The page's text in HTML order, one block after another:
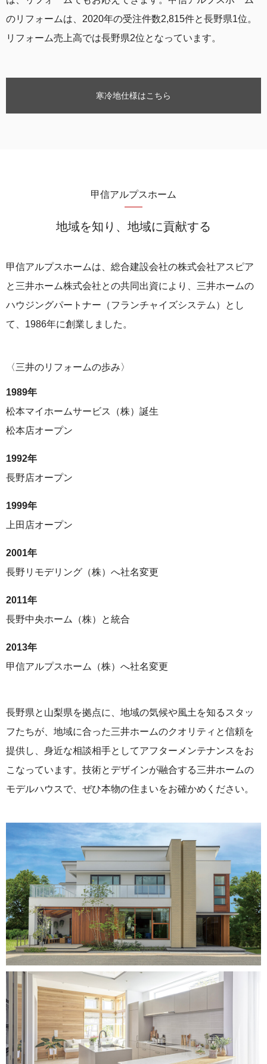
のリフォームは、2020年の受注件数2,815件と長野県1位。
リフォーム売上高では長野県2位となっています。
寒冷地仕様はこちら
甲信アルプスホーム
地域を知り、地域に貢献する
甲信アルプスホームは、総合建設会社の株式会社アスピア
と三井ホーム株式会社との共同出資により、三井ホームの
ハウジングパートナー（フランチャイズシステム）とし
て、1986年に創業しました。
〈三井のリフォームの歩み〉
1989年
松本マイホームサービス（株）誕⽣
松本店オープン
1992年
長野店オープン
1999年
上田店オープン
2001年
⻑野リモデリング（株）へ社名変更
2011年
⻑野中央ホーム（株）と統合
2013年
甲信アルプスホーム（株）へ社名変更
⻑野県と⼭梨県を拠点に、地域の気候や⾵⼟を知るスタッ
フたちが、地域に合った三井ホームのクオリティと信頼を
提供し、⾝近な相談相⼿としてアフターメンテナンスをお
こなっています。 技術とデザインが融合する三井ホームの
モデルハウスで、ぜひ本物の住まいをお確かめください。